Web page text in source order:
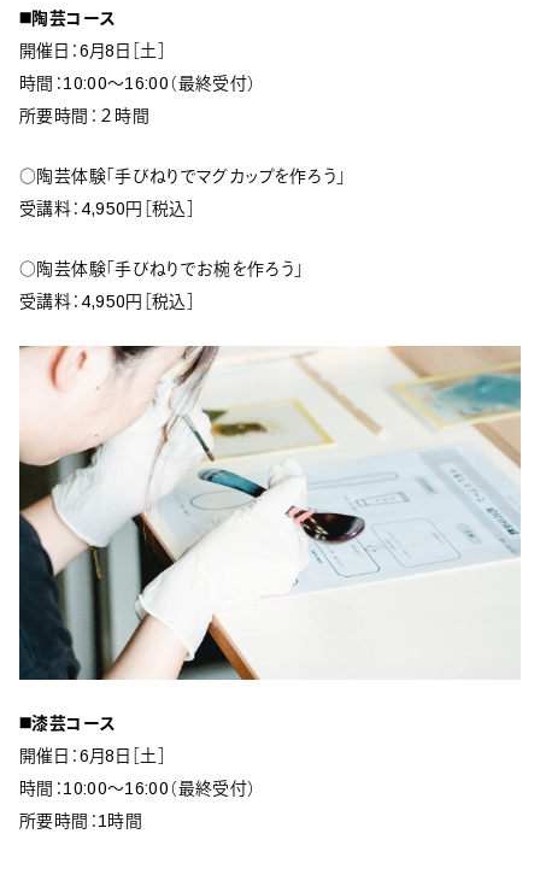
◼️陶芸コース
開催日：6月8日［土］
時間：10:00〜16:00（最終受付）
所要時間：２時間
○陶芸体験「手びねりでマグカップを作ろう」
受講料：4,950円［税込］
○陶芸体験「手びねりでお椀を作ろう」
受講料：4,950円［税込］
◼️漆芸コース
開催日：6月8日［土］
時間：10:00〜16:00（最終受付）
所要時間：1時間